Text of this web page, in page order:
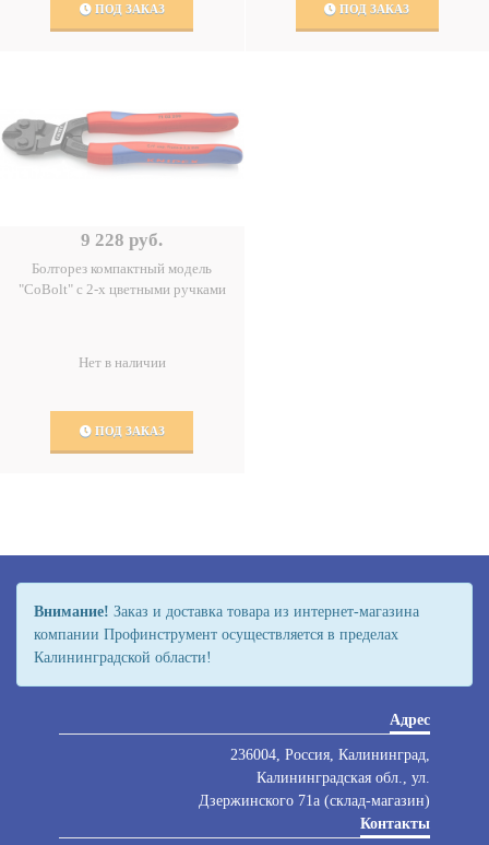
ПОД ЗАКАЗ ПОД ЗАКАЗ
9 228 руб.
Болторез компактный модель
"CoBolt" с 2-х цветными ручками
Нет в наличии
ПОД ЗАКАЗ
Внимание! Заказ и доставка товара из интернет-магазина
компании Профинструмент осуществляется в пределах
Калининградской области!
Адрес
236004, Россия, Калининград,
Калининградская обл., ул.
Дзержинского 71а (склад-магазин)
Контакты